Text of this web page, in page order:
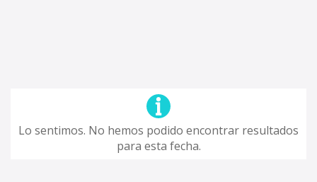
Lo sentimos. No hemos podido encontrar resultados
para esta fecha.